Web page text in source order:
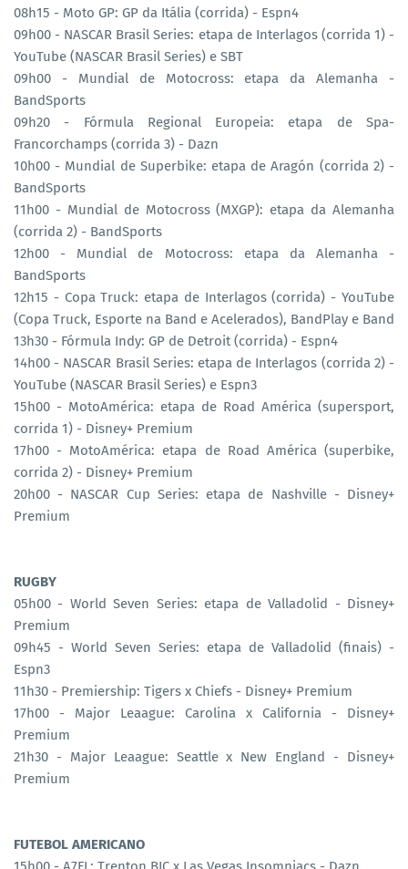
08h15 - Moto GP: GP da Itália (corrida) - Espn4
09h00 - NASCAR Brasil Series: etapa de Interlagos (corrida 1) -
YouTube (NASCAR Brasil Series) e SBT
09h00 - Mundial de Motocross: etapa da Alemanha -
BandSports
09h20 - Fórmula Regional Europeia: etapa de Spa-
Francorchamps (corrida 3) - Dazn
10h00 - Mundial de Superbike: etapa de Aragón (corrida 2) -
BandSports
11h00 - Mundial de Motocross (MXGP): etapa da Alemanha
(corrida 2) - BandSports
12h00 - Mundial de Motocross: etapa da Alemanha -
BandSports
12h15 - Copa Truck: etapa de Interlagos (corrida) - YouTube
(Copa Truck, Esporte na Band e Acelerados), BandPlay e Band
13h30 - Fórmula Indy: GP de Detroit (corrida) - Espn4
14h00 - NASCAR Brasil Series: etapa de Interlagos (corrida 2) -
YouTube (NASCAR Brasil Series) e Espn3
15h00 - MotoAmérica: etapa de Road América (supersport,
corrida 1) - Disney+ Premium
17h00 - MotoAmérica: etapa de Road América (superbike,
corrida 2) - Disney+ Premium
20h00 - NASCAR Cup Series: etapa de Nashville - Disney+
Premium
RUGBY
05h00 - World Seven Series: etapa de Valladolid - Disney+
Premium
09h45 - World Seven Series: etapa de Valladolid (finais) -
Espn3
11h30 - Premiership: Tigers x Chiefs - Disney+ Premium
17h00 - Major Leaague: Carolina x California - Disney+
Premium
21h30 - Major Leaague: Seattle x New England - Disney+
Premium
FUTEBOL AMERICANO